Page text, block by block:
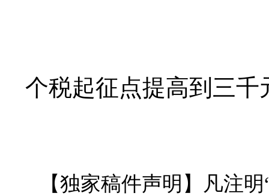
个税起征点提高到三千
【独家稿件声明】凡注